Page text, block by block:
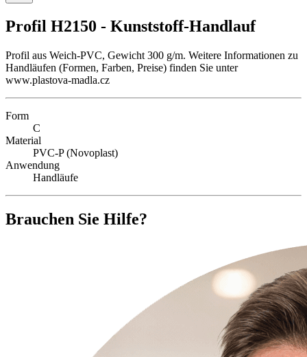
Profil H2150 - Kunststoff-Handlauf
Profil aus Weich-PVC, Gewicht 300 g/m. Weitere Informationen zu
Handläufen (Formen, Farben, Preise) finden Sie unter
www.plastova-madla.cz
Form
C
Material
PVC-P (Novoplast)
Anwendung
Handläufe
Brauchen Sie Hilfe?